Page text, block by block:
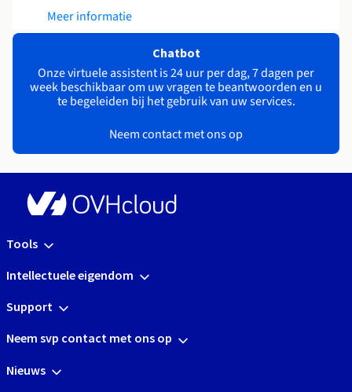
Meer informatie
Chatbot
Onze virtuele assistent is 24 uur per dag, 7 dagen per
week beschikbaar om uw vragen te beantwoorden en u
te begeleiden bij het gebruik van uw services.
Neem contact met ons op
Tools
Intellectuele eigendom
Support
Neem svp contact met ons op
Nieuws